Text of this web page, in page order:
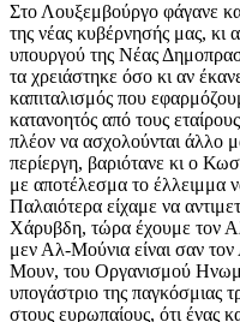
Στο Λουξεμβούργο φάγανε
της νέας κυβέρνησής μας, κι
υπουργού της Νέας
τα χρειάστηκε όσο κι αν
καπιταλισμός που
κατανοητός από τους
πλέον να ασχολούνται άλλο
περίεργη, βαριότανε κι ο
με αποτέλεσμα το έλλειμμα
Παλαιότερα είχαμε να
Χάρυβδη, τώρα έχουμε τον
μεν Αλ-Μούνια είναι σαν
Μουν, του Οργανισμού
υπογάστριο της παγκόσμιας
στους ευρωπαίους, ότι ένας